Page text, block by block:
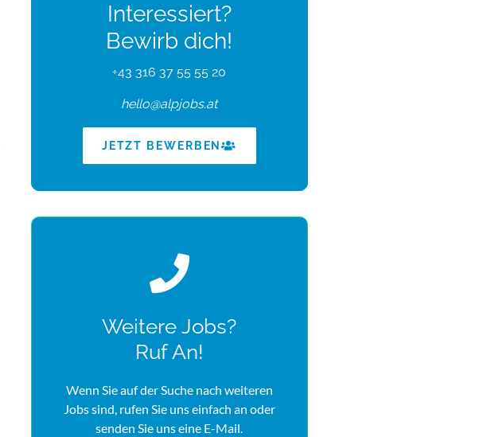
Interessiert?
Bewirb dich!
+43 316 37 55 55 20
hello@alpjobs.at
JETZT BEWERBEN
Weitere Jobs?
Ruf An!
Wenn Sie auf der Suche nach weiteren
Jobs sind, rufen Sie uns einfach an oder
senden Sie uns eine E-Mail.